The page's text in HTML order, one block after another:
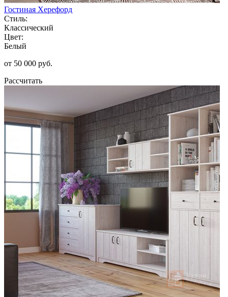
Гостиная Херефорд
Стиль:
Классический
Цвет:
Белый
от 50 000 руб.
Рассчитать